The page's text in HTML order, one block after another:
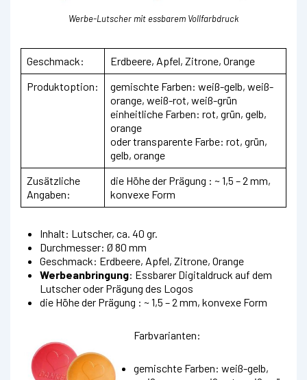
Werbe-Lutscher mit essbarem Vollfarbdruck
Geschmack:
Erdbeere, Apfel, Zitrone, Orange
Produktoption:
gemischte Farben: weiß-gelb, weiß-
orange, weiß-rot, weiß-grün
einheitliche Farben: rot, grün, gelb,
orange
oder transparente Farbe: rot, grün,
gelb, orange
Zusätzliche
Angaben:
die Höhe der Prägung : ~ 1,5 – 2 mm,
konvexe Form
Inhalt: Lutscher, ca. 40 gr.
Durchmesser: Ø 80 mm
Geschmack: Erdbeere, Apfel, Zitrone, Orange
Werbeanbringung: Essbarer Digitaldruck auf dem
Lutscher oder Prägung des Logos
die Höhe der Prägung : ~ 1,5 – 2 mm, konvexe Form
Farbvarianten:
gemischte Farben: weiß-gelb,